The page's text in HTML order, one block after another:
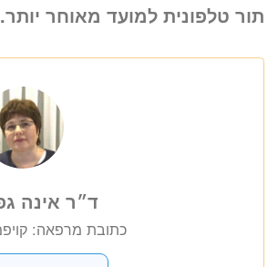
תור טלפונית למועד מאוחר יותר.